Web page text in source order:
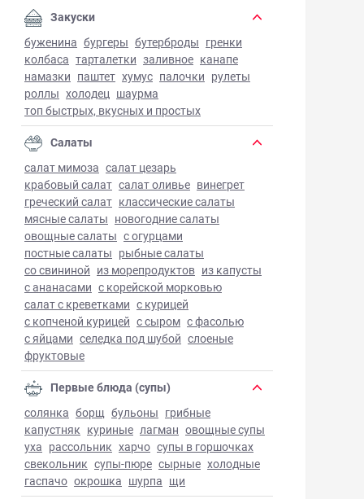
суп в горшочке в духовке - фото готового блюда
Закуски
буженина бургеры бутерброды гренки
колбаса тарталетки заливное канапе
намазки паштет хумус палочки рулеты
роллы холодец шаурма
топ быстрых, вкусных и простых
Салаты
салат мимоза салат цезарь
крабовый салат салат оливье винегрет
греческий салат классические салаты
мясные салаты новогодние салаты
овощные салаты с огурцами
постные салаты рыбные салаты
со свининой из морепродуктов из капусты
с ананасами с корейской морковью
салат с креветками с курицей
с копченой курицей с сыром с фасолью
с яйцами селедка под шубой слоеные
фруктовые
Первые блюда (супы)
солянка борщ бульоны грибные
капустняк куриные лагман овощные супы
уха рассольник харчо супы в горшочках
свекольник супы-пюре сырные холодные
гаспачо окрошка шурпа щи